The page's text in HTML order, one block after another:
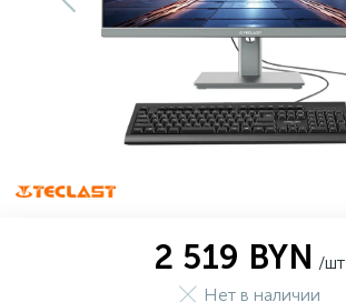
2 519 BYN /шт
Нет в наличии